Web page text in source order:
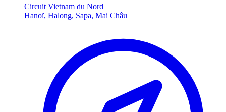
Circuit Vietnam du Nord
Hanoï, Halong, Sapa, Mai Châu